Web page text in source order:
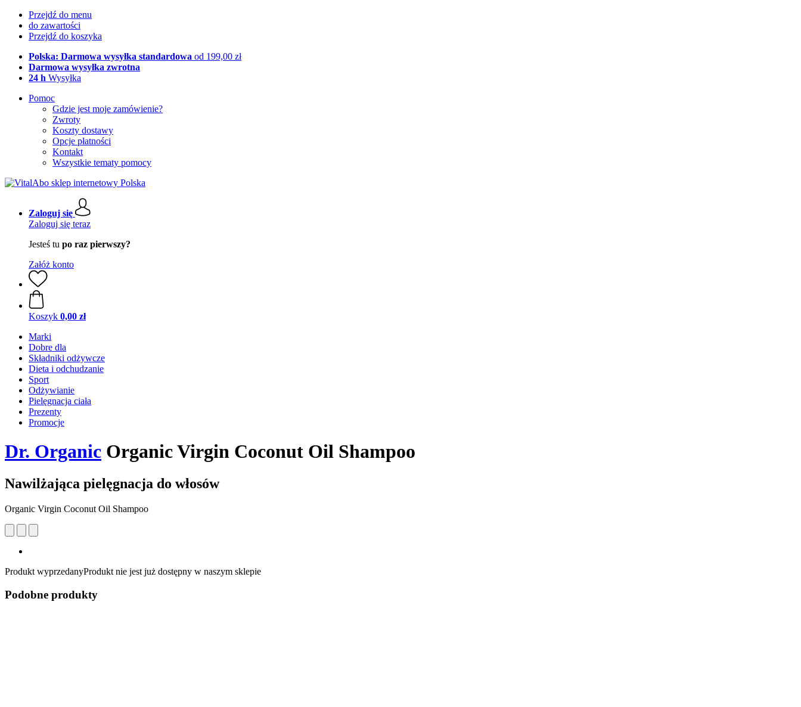
Przejdź do menu
do zawartości
Przejdź do koszyka
Polska: Darmowa wysyłka standardowa od 199,00 zł
Darmowa wysyłka zwrotna
24 h Wysyłka
Pomoc
Gdzie jest moje zamówienie?
Zwroty
Koszty dostawy
Opcje płatności
Kontakt
Wszystkie tematy pomocy
Zaloguj się
Zaloguj się teraz
Jesteś tu po raz pierwszy?
Załóż konto
Koszyk 0,00 zł
Marki
Dobre dla
Składniki odżywcze
Dieta i odchudzanie
Sport
Odżywianie
Pielęgnacja ciała
Prezenty
Promocje
Dr. Organic Organic Virgin Coconut Oil Shampoo
Nawilżająca pielęgnacja do włosów
Organic Virgin Coconut Oil Shampoo
Produkt wyprzedanyProdukt nie jest już dostępny w naszym sklepie
Podobne produkty